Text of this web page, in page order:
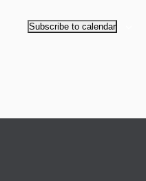
Subscribe to calendar